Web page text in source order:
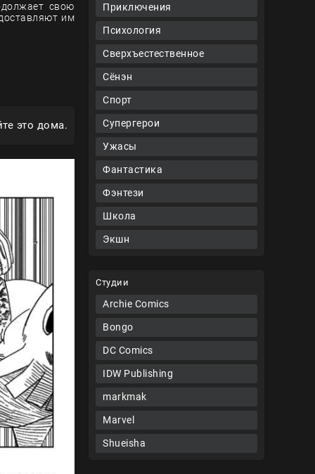
Приключения
Психология
Сверхъестественное
Сёнэн
Спорт
Супергерои
Ужасы
Фантастика
Фэнтези
Школа
Экшн
Студии
Archie Comics
Bongo
DC Comics
IDW Publishing
markmak
Marvel
Shueisha
свою
им
это дома.